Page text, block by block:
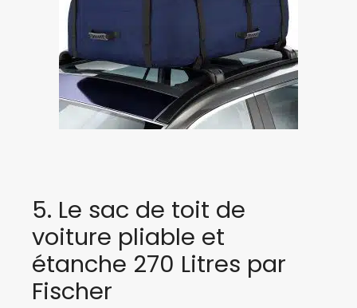
5. Le sac de toit de
voiture pliable et
étanche 270 Litres par
Fischer